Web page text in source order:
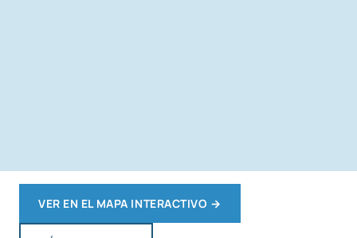
VER EN EL MAPA INTERACTIVO →